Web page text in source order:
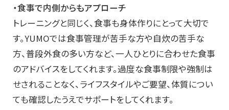
・食事で内側からもアプローチ
トレーニングと同じく、食事も身体作りにとって大切で
す。YUMOでは食事管理が苦手な方や自炊の苦手な
方、普段外食の多い方など、一人ひとりに合わせた食事
のアドバイスをしてくれます。過度な食事制限や強制は
せされることなく、ライフスタイルやご要望、体質につい
ても確認したうえでサポートをしてくれます。